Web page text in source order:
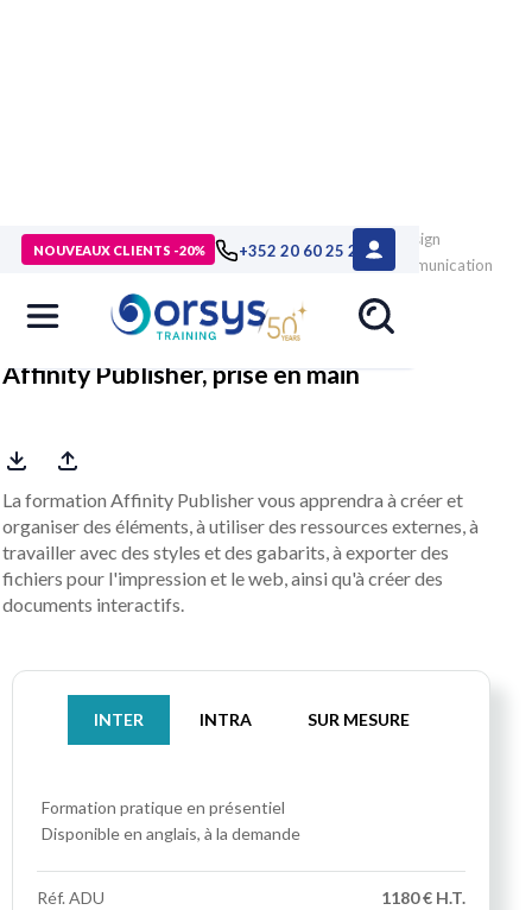
NOUVEAUX CLIENTS -20% +352 20 60 25 26
> Formations>Technologies numériques
PAO, CAO, design
graphique, BIM, modélisation 3D
Design graphique, communication
Formation Affinity Publisher, prise en main
Affinity Publisher, prise en main
La formation Affinity Publisher vous apprendra à créer et
organiser des éléments, à utiliser des ressources externes, à
travailler avec des styles et des gabarits, à exporter des
fichiers pour l'impression et le web, ainsi qu'à créer des
documents interactifs.
INTER INTRA SUR MESURE
Formation pratique en présentiel
Disponible en anglais, à la demande
Réf.ADU
1180 € H.T.